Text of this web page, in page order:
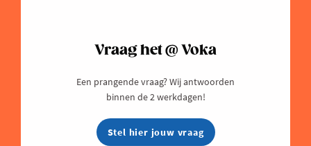
Vraag het @ Voka
Een prangende vraag? Wij antwoorden
binnen de 2 werkdagen!
Stel hier jouw vraag